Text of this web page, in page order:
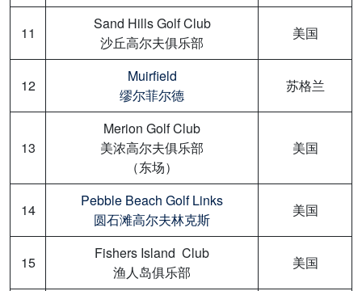
11
Sand Hills Golf Club
沙丘高尔夫俱乐部
美国
12
Muirfield
缪尔菲尔德
苏格兰
13
Merion Golf Club
美浓高尔夫俱乐部
（东场）
美国
14
Pebble Beach Golf Links
圆石滩高尔夫林克斯
美国
15
Fishers Island Club
渔人岛俱乐部
美国